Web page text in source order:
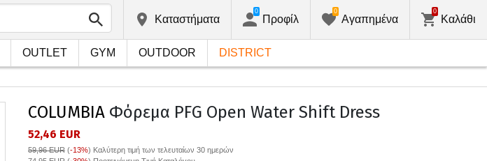
Kαταστήματα Προφίλ
0
Αγαπημένα
0
Καλάθι
0
OUTLET GYM OUTDOOR DISTRICT
COLUMBIA Φόρεμα PFG Open Water Shift Dress
52,46 EUR
59,96 EUR (-13%) Καλύτερη τιμή των τελευταίων 30 ημερών